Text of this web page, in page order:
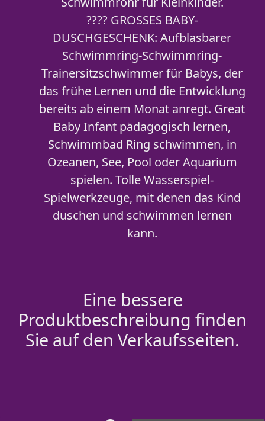
???? GROSSES BABY-
DUSCHGESCHENK: Aufblasbarer
Schwimmring-Schwimmring-
Trainersitzschwimmer für Babys, der
das frühe Lernen und die Entwicklung
bereits ab einem Monat anregt. Great
Baby Infant pädagogisch lernen,
Schwimmbad Ring schwimmen, in
Ozeanen, See, Pool oder Aquarium
spielen. Tolle Wasserspiel-
Spielwerkzeuge, mit denen das Kind
duschen und schwimmen lernen
kann.
Eine bessere
Produktbeschreibung finden
Sie auf den Verkaufsseiten.